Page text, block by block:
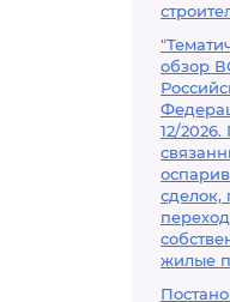
обзор
12/
сделок,
жилые